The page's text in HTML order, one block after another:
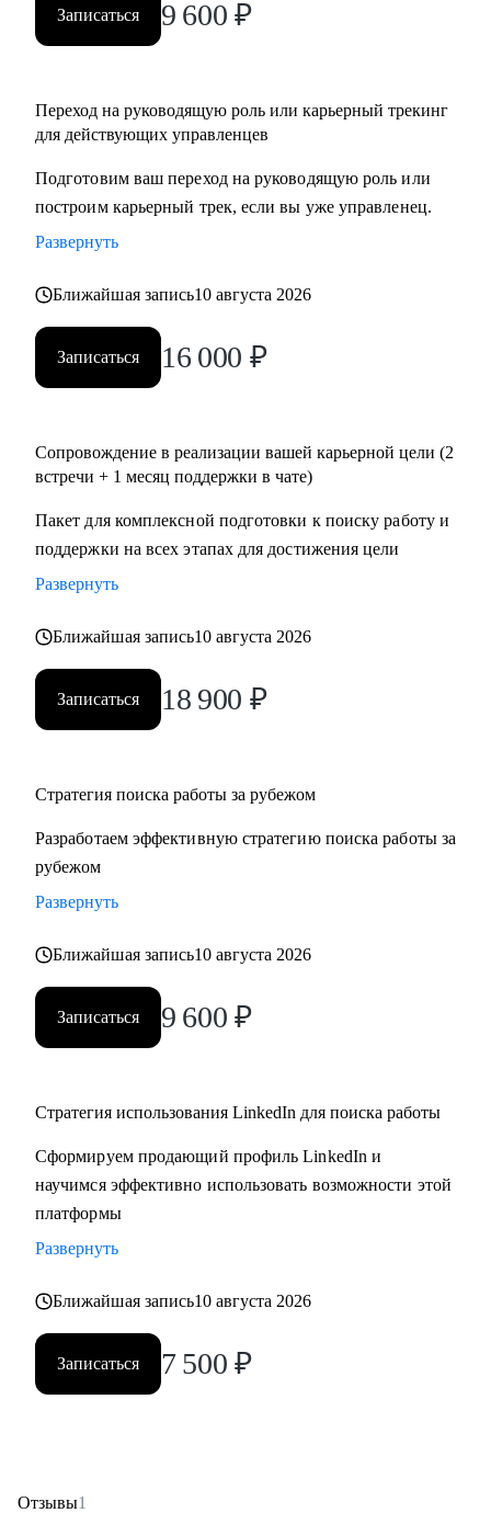
Записаться 9 600 ₽
Переход на руководящую роль или карьерный трекинг
для действующих управленцев
Подготовим ваш переход на руководящую роль или
построим карьерный трек, если вы уже управленец.
Развернуть
Ближайшая запись10 августа 2026
Записаться 16 000 ₽
Сопровождение в реализации вашей карьерной цели (2
встречи + 1 месяц поддержки в чате)
Пакет для комплексной подготовки к поиску работу и
поддержки на всех этапах для достижения цели
Развернуть
Ближайшая запись10 августа 2026
Записаться 18 900 ₽
Стратегия поиска работы за рубежом
Разработаем эффективную стратегию поиска работы за
рубежом
Развернуть
Ближайшая запись10 августа 2026
Записаться 9 600 ₽
Стратегия использования LinkedIn для поиска работы
Сформируем продающий профиль LinkedIn и
научимся эффективно использовать возможности этой
платформы
Развернуть
Ближайшая запись10 августа 2026
Записаться 7 500 ₽
Отзывы1